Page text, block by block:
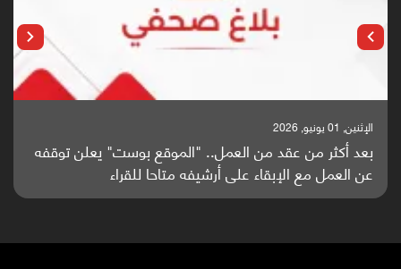
الإثنين, 25 مايو, 2026
باحثون من اليمن يدخلون سباق أبحاث ألزهايمر بدراسة
واعدة منشورة عالميا (ترجمة)